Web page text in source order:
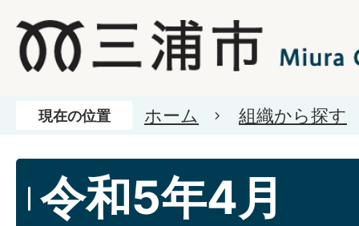
現在の位置 ホーム 組織から探す
令和5年4月